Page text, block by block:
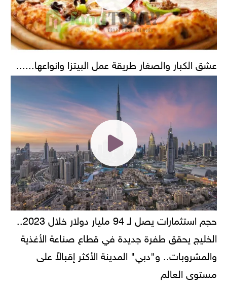
عشق الكبار والصغار طريقة عمل البيتزا وانواعها......
حجم استثمارات يصل لـ 94 مليار دولار خلال 2023..
الخليج يحقق طفرة جديدة في قطاع صناعة الأغذية
والمشروبات.. و"دبي" المدينة الأكثر إقبالاً على
مستوى العالم